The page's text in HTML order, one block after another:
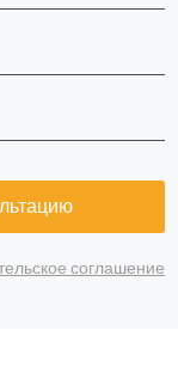
соглашение